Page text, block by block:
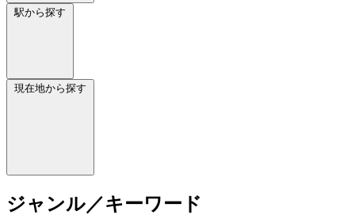
駅から探す
現在地から探す
ジャンル／キーワード